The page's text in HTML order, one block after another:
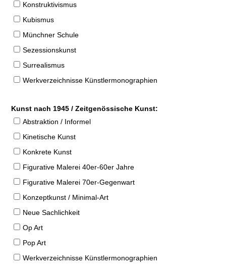
Konstruktivismus
Kubismus
Münchner Schule
Sezessionskunst
Surrealismus
Werkverzeichnisse Künstlermonographien
Kunst nach 1945 / Zeitgenössische Kunst:
Abstraktion / Informel
Kinetische Kunst
Konkrete Kunst
Figurative Malerei 40er-60er Jahre
Figurative Malerei 70er-Gegenwart
Konzeptkunst / Minimal-Art
Neue Sachlichkeit
Op Art
Pop Art
Werkverzeichnisse Künstlermonographien